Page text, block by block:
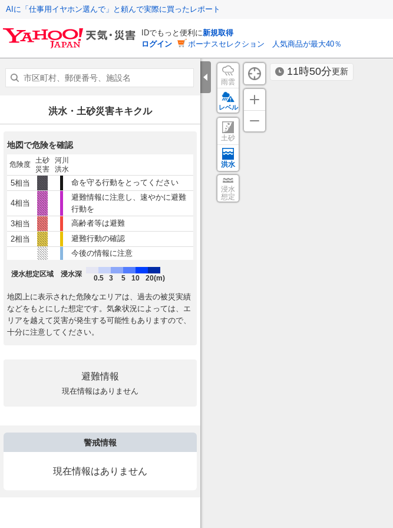
AIに「仕事用イヤホン選んで」と頼んで実際に買ったレポート
IDでもっと便利に新規取得
ログイン
ボーナスセレクション 人気商品が最大40％
11時50分更新
雨雲
レベル
土砂
洪水
浸水
想定
洪水・土砂災害キキクル
地図で危険を確認
危険度 土砂
災害
河川
洪水
5相当 命を守る行動をとってください
4相当
避難情報に注意し、速やかに避難
行動を
3相当
高齢者等は避難
2相当
避難行動の確認
今後の情報に注意
浸水想定区域 浸水深
0.5 3 5 10 20(m)
地図上に表示された危険なエリアは、過去の被災実績
などをもとにした想定です。気象状況によっては、エ
リアを越えて災害が発生する可能性もありますので、
十分に注意してください。
避難情報
現在情報はありません
警戒情報
現在情報はありません